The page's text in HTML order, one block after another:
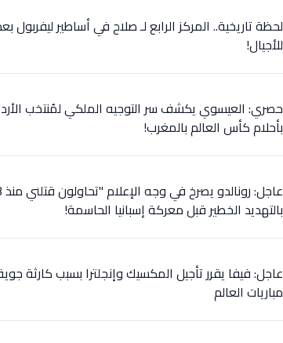
لحظة تاريخية.. المركز الرابع لـ صلاح في أساطير
للأجيال!
حصري: العيسوي يكشف سر التوجيه الملكي لمُنتخب
بأحلام كأس العالم بالمغرب!
بالتهديد الخطير قبل معركة إسبانيا الحاسمة!
عاجل: فيفا يقرر تأجيل المكسيك وإنجلترا بسبب كارثة
مباريات العالم